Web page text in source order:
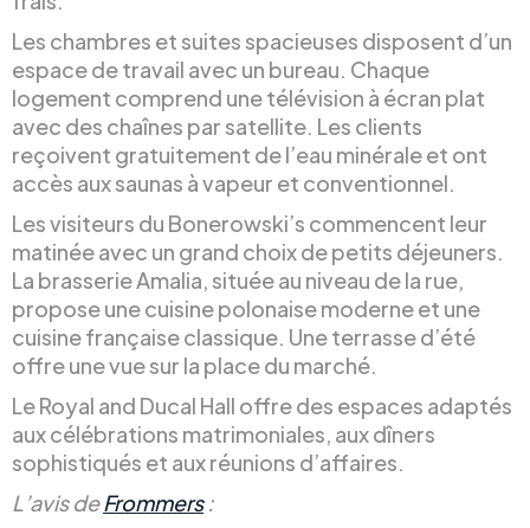
Les chambres et suites spacieuses disposent d’un
espace de travail avec un bureau. Chaque
logement comprend une télévision à écran plat
avec des chaînes par satellite. Les clients
reçoivent gratuitement de l’eau minérale et ont
accès aux saunas à vapeur et conventionnel.
Les visiteurs du Bonerowski’s commencent leur
matinée avec un grand choix de petits déjeuners.
La brasserie Amalia, située au niveau de la rue,
propose une cuisine polonaise moderne et une
cuisine française classique. Une terrasse d’été
offre une vue sur la place du marché.
Le Royal and Ducal Hall offre des espaces adaptés
aux célébrations matrimoniales, aux dîners
sophistiqués et aux réunions d’affaires.
L’avis deFrommers :